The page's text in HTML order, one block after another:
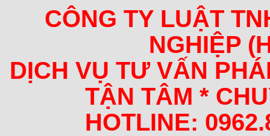
CÔNG TY LUẬT
NGHIỆP
DỊCH VỤ TƯ VẤN
TẬN TÂM *
HOTLINE: